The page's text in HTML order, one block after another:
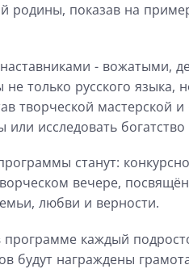
родины, показав на
- вожатыми,
не только русского
творческой мастерской и
или исследовать
станут: конкурсно
вечере, посвящё
семьи, любви и
программе каждый подрост
будут награждены